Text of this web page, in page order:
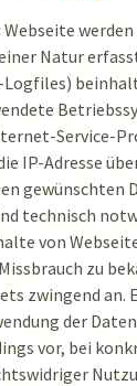
Natur
Service-
IP-Adresse
gewünschten
technisch
von
zu
zwingend an.
der
vor, bei